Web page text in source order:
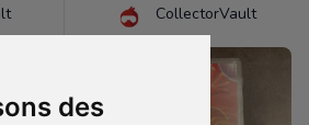
des
CollectorVault